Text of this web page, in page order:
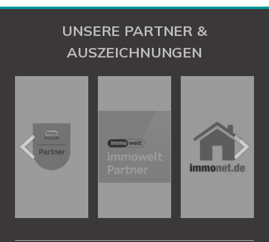
UNSERE PARTNER &
AUSZEICHNUNGEN